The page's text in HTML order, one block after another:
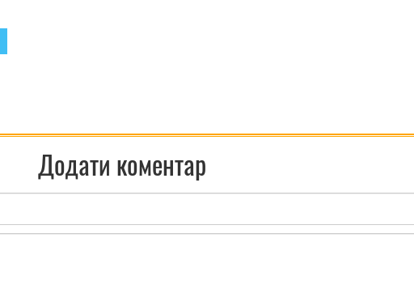
Додати коментар